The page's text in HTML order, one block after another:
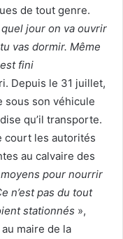
de tout genre.
quel jour on va ouvrir
vas dormir. Même
fini
Depuis le 31 juillet,
sous son véhicule
qu’il transporte.
court les autorités
au calvaire des
moyens pour nourrir
n’est pas du tout
stationnés »,
maire de la